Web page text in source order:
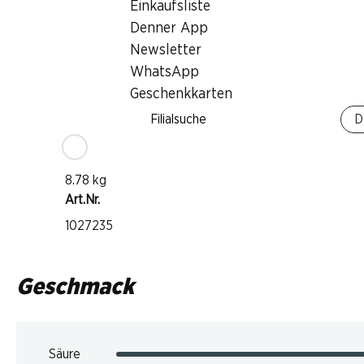
Einkaufsliste
Denner App
Newsletter
WhatsApp
Geschenkkarten
Filialsuche
16–18°C
CO2-Fussabdruck
8.78 kg
Art.Nr.
1027235
Geschmack
Säure